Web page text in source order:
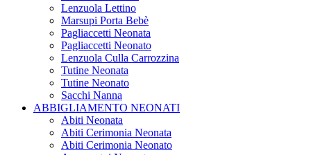
Lenzuola Lettino
Marsupi Porta Bebè
Pagliaccetti Neonata
Pagliaccetti Neonato
Lenzuola Culla Carrozzina
Tutine Neonata
Tutine Neonato
Sacchi Nanna
ABBIGLIAMENTO NEONATI
Abiti Neonata
Abiti Cerimonia Neonata
Abiti Cerimonia Neonato